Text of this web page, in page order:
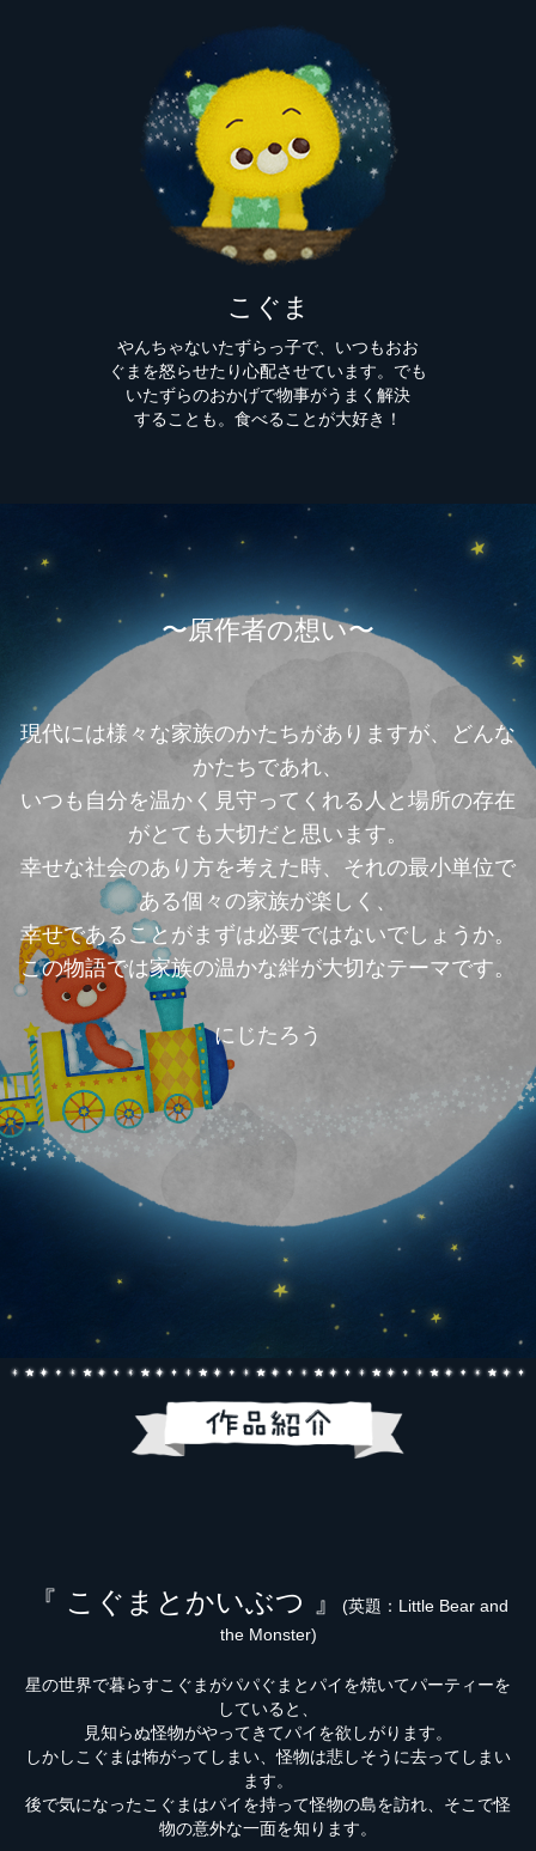
こぐま
やんちゃないたずらっ子で、いつもおお
ぐまを怒らせたり心配させています。でも
いたずらのおかげで物事がうまく解決
することも。食べることが大好き！
〜原作者の想い〜
現代には様々な家族のかたちがありますが、どんな
かたちであれ、
いつも自分を温かく見守ってくれる人と場所の存在
がとても大切だと思います。
幸せな社会のあり方を考えた時、それの最小単位で
ある個々の家族が楽しく、
幸せであることがまずは必要ではないでしょうか。
この物語では家族の温かな絆が大切なテーマです。
にじたろう
『 こぐまとかいぶつ 』
(英題：Little Bear and
the Monster)
星の世界で暮らすこぐまがパパぐまとパイを焼いてパーティーを
していると、
見知らぬ怪物がやってきてパイを欲しがります。
しかしこぐまは怖がってしまい、怪物は悲しそうに去ってしまい
ます。
後で気になったこぐまはパイを持って怪物の島を訪れ、そこで怪
物の意外な一面を知ります。